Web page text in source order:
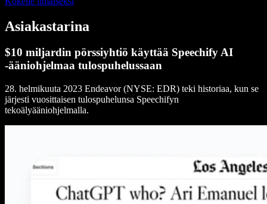
Asiakastarina
$10 miljardin pörssiyhtiö käyttää Speechify AI
-ääniohjelmaa tulospuhelussaan
28. helmikuuta 2023 Endeavor (NYSE: EDR) teki historiaa, kun se
järjesti vuosittaisen tulospuhelunsa Speechifyn
tekoälyääniohjelmalla.